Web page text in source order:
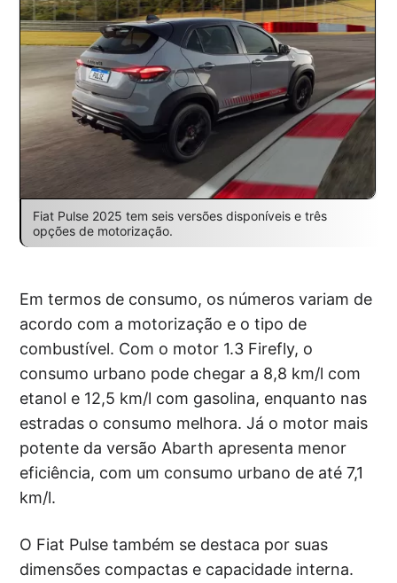
Fiat Pulse 2025 tem seis versões disponíveis e três
opções de motorização.
Em termos de consumo, os números variam de
acordo com a motorização e o tipo de
combustível. Com o motor 1.3 Firefly, o
consumo urbano pode chegar a 8,8 km/l com
etanol e 12,5 km/l com gasolina, enquanto nas
estradas o consumo melhora. Já o motor mais
potente da versão Abarth apresenta menor
eficiência, com um consumo urbano de até 7,1
km/l.
O Fiat Pulse também se destaca por suas
dimensões compactas e capacidade interna.